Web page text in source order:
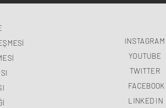
INSTAGRAM
YOUTUBE
TWITTER
FACEBOOK
LINKED IN